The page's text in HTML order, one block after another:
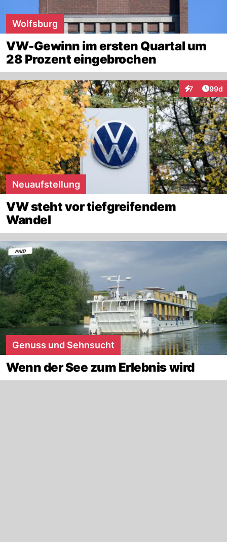
Wolfsburg
VW-Gewinn im ersten Quartal um
28 Prozent eingebrochen
7
Interaktionen
99d
Neuaufstellung
VW steht vor tiefgreifendem
Wandel
Genuss und Sehnsucht
Wenn der See zum Erlebnis wird